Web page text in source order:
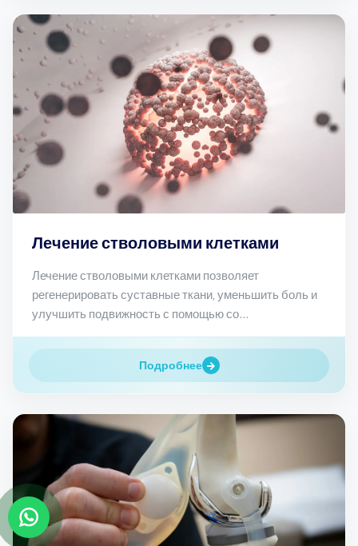
Лечение стволовыми клетками
Лечение стволовыми клетками позволяет
регенерировать суставные ткани, уменьшить боль и
улучшить подвижность с помощью со...
Подробнее